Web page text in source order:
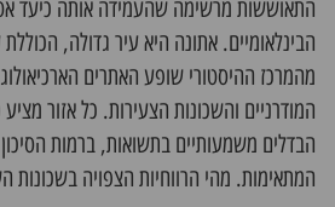
התאוששות מרשימה שהעמידה אותה כיעד
הבינלאומיים. אתונה היא עיר גדולה,
מהמרכז ההיסטורי שופע האתרים
המודרניים והשכונות הצעירות. כל אזור
הבדלים משמעותיים בתשואות, ברמות
המתאימות. מהי הרווחיות הצפויה בשכונות